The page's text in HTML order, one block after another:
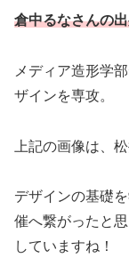
倉中るなさんの
メディア造形学
ザインを専攻。
上記の画像は、
デザインの基礎
催へ繋がったと
していますね！